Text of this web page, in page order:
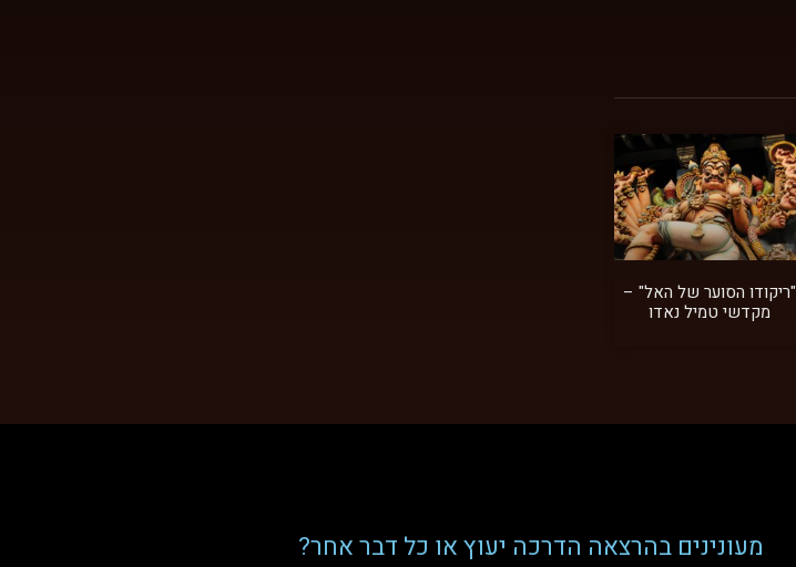
"ריקודו הסוער של האל" –
מקדשי טמיל נאדו
מעונינים בהרצאה הדרכה יעוץ או כל דבר אחר?